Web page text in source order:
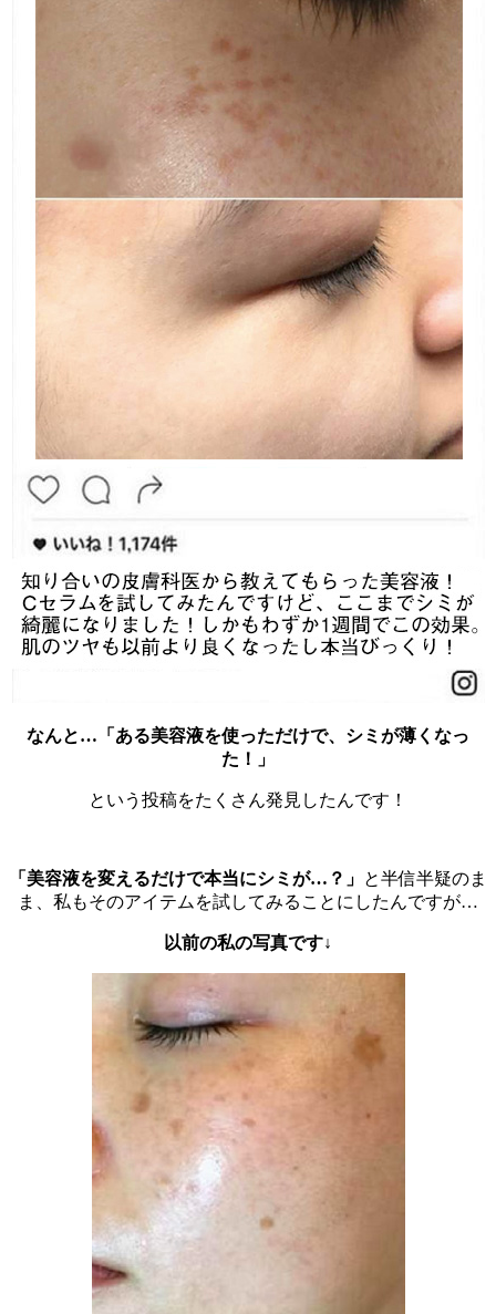
なんと…「ある美容液を使っただけで、シミが薄くなっ
た！」
という投稿をたくさん発見したんです！
「美容液を変えるだけで本当にシミが…？」 と半信半疑のま
ま、私もそのアイテムを試してみることにしたんですが…
以前の私の写真です↓